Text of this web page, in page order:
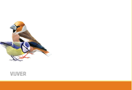
VIJVER